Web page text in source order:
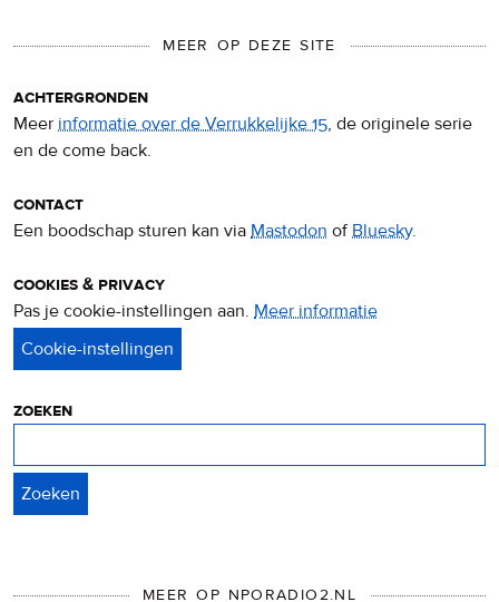
MEER OP DEZE SITE
achtergronden
Meer informatie over de Verrukkelijke 15, de originele serie
en de come back.
contact
Een boodschap sturen kan via Mastodon ofBluesky.
cookies & privacy
Pas je cookie-instellingen aan. Meer informatie
zoeken
MEER OP NPORADIO2.NL